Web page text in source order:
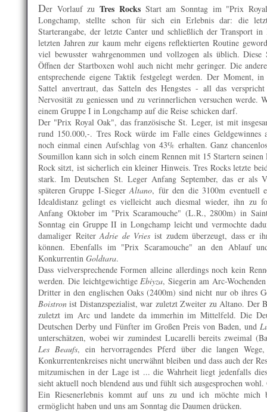
Der Vorlauf zuTres RocksStart am Sonntag im "Prix
Longchamp, stellte schon für sich ein Erlebnis dar: die
Starterangabe, der letzte Canter und schließlich der Transport
letzten Jahren zur kaum mehr eigens reflektierten Routine
viel bewusster wahrgenommen und vollzogen als üblich.
Öffnen der Startboxen wohl auch nicht mehr geringer. Die
entsprechende eigene Taktik festgelegt werden. Der Moment,
Sattel anvertraut, das Satteln des Hengstes - all das
Nervosität zu geniessen und zu verinnerlichen versuchen
einem Gruppe I in Longchamp auf die Reise schicken darf.
Der "Prix Royal Oak", das französische St. Leger, ist mit
rund 150.000,-. Tres Rock würde im Falle eines Geldgewinnes
noch einmal einen Aufschlag von 43% erhalten. Ganz
Soumillon kann sich in solch einem Rennen mit 15 Startern
Rock sitzt, ist sicherlich ein kleiner Hinweis. Tres Rocks letzte
stark. Im Deutschen St. Leger Anfang September, das er als
späteren Gruppe I-SiegerAltano, für den die 3100m eventuell
Idealdistanz gelingt es vielleicht auch diesmal wieder, ihn zu
Anfang Oktober im "Prix Scaramouche" (L.R., 2800m) in
Sonntag ein Gruppe II in Longchamp leicht und vermochte
damaliger ReiterAdrie de Vries ist zudem überzeugt, dass er
können. Ebenfalls im "Prix Scaramouche" an den Ablauf
Konkurrentin Goldtara.
Dass vielversprechende Formen alleine allerdings noch kein
werden. Die leichtgewichtigeEbiyza, Siegerin am Arc-
Dritter in den englischen Oaks (2400m) sind nicht nur ob ihres
Boistron ist Distanzspezialist, war zuletzt Zweiter zu Altano. Der
zuletzt im Arc und landete da immerhin im Mittelfeld. Die
Deutschen Derby und Fünfter im Großen Preis von Baden, und
unterschätzen, wobei wir zumindest Lucarelli bereits zweimal
Les Beaufs, ein hervorragendes Pferd über die langen
Konkurrentenkreises nicht unerwähnt bleiben und dass auch der
mitzumischen in der Lage ist ... die Wahrheit liegt jedenfalls
sieht aktuell noch blendend aus und fühlt sich ausgesprochen
Ein Riesenerlebnis kommt auf uns zu und ich möchte mich
ermöglicht haben und uns am Sonntag die Daumen drücken.